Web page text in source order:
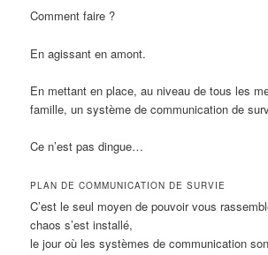
Comment faire ?
En agissant en amont.
En mettant en place, au niveau de tous les
famille, un système de communication de
Ce n’est pas dingue…
PLAN DE COMMUNICATION DE SURVIE
C’est le seul moyen de pouvoir vous
chaos s’est installé,
le jour où les systèmes de communication